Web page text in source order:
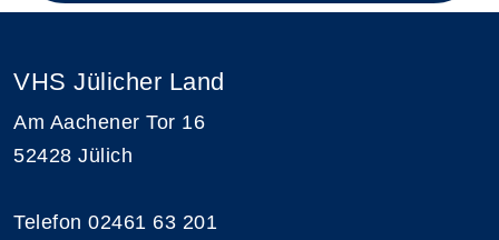
VHS Jülicher Land
Am Aachener Tor 16
52428 Jülich
Telefon 02461 63 201